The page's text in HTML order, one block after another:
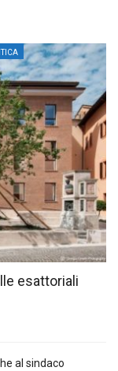
esattoriali
al sindaco